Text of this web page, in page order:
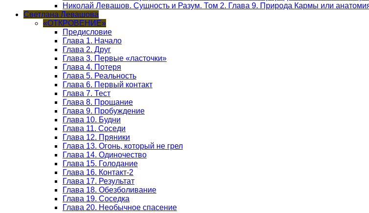
Николай Левашов. Сущность и Разум. Том 2. Глава 9. Природа Кармы или
Светлана Левашова
«ОТКРОВЕНИЕ»
Предисловие
Глава 1. Начало
Глава 2. Друг
Глава 3. Первые «ласточки»
Глава 4. Потеря
Глава 5. Реальность
Глава 6. Первый контакт
Глава 7. Тест
Глава 8. Прощание
Глава 9. Пробуждение
Глава 10. Будни
Глава 11. Соседи
Глава 12. Пряники
Глава 13. Огонь, который не грел
Глава 14. Одиночество
Глава 15. Голодание
Глава 16. Контакт-2
Глава 17. Результат
Глава 18. Обезболивание
Глава 19. Соседка
Глава 20. Необычное спасение